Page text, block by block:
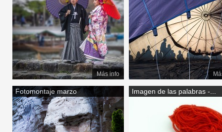
Más info
Fotomontaje marzo Imagen de las palabras -...